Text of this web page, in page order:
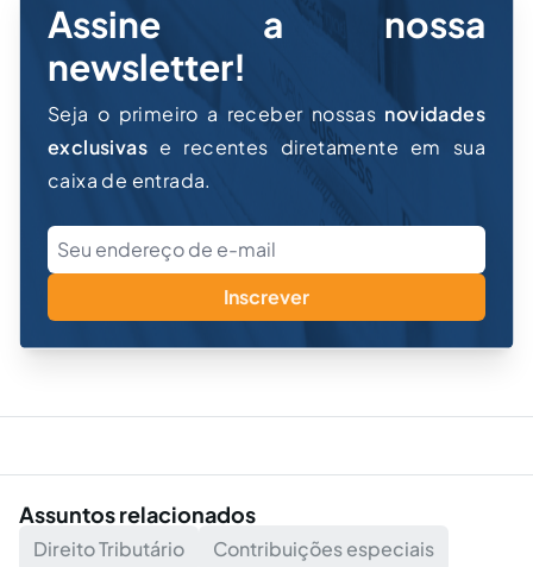
Assine a nossa
newsletter!
Seja o primeiro a receber nossas novidades
exclusivas e recentes diretamente em sua
caixa de entrada.
Inscrever
Assuntos relacionados
Direito Tributário
Contribuições especiais